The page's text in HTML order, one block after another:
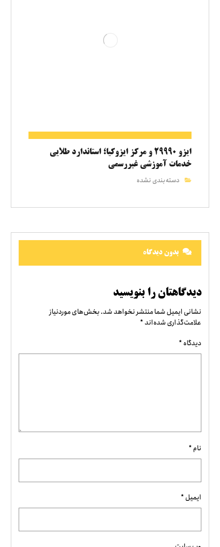
ایزو ۲۹۹۹۰ و مرکز ایزوکیا؛ استاندارد طلایی
خدمات آموزشی غیررسمی
دسته‌بندی نشده
بدون دیدگاه
دیدگاهتان را بنویسید
نشانی ایمیل شما منتشر نخواهد شد.بخش‌های موردنیاز
علامت‌گذاری شده‌اند*
دیدگاه*
نام*
ایمیل*